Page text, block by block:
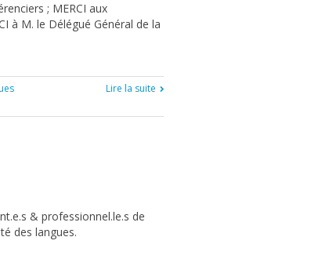
; MERCI aux
à M. le Délégué Général de la
Lire la suite
& professionnel.le.s de
des langues.